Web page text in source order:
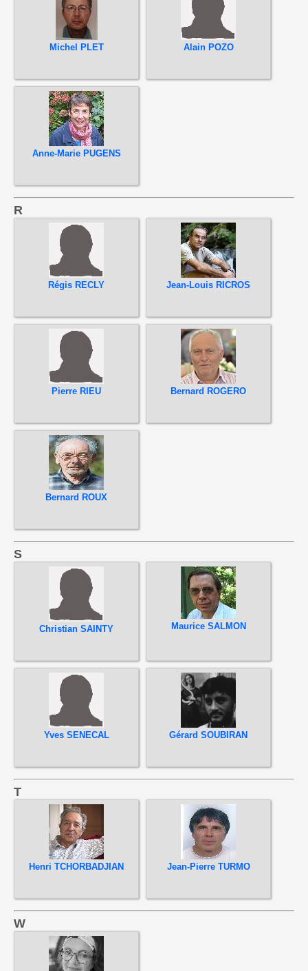
Michel PLET Alain POZO
Anne-Marie PUGENS
R
Régis RECLY Jean-Louis RICROS
Pierre RIEU Bernard ROGERO
Bernard ROUX
S
Christian SAINTY Maurice SALMON
Yves SENECAL Gérard SOUBIRAN
T
Henri TCHORBADJIAN Jean-Pierre TURMO
W